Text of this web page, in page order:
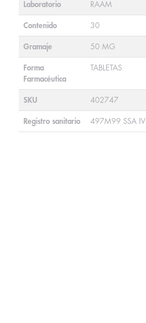
Laboratorio RAAM
Contenido 30
Gramaje 50 MG
Forma
Farmacéutica
TABLETAS
SKU 402747
Registro sanitario 497M99 SSA IV